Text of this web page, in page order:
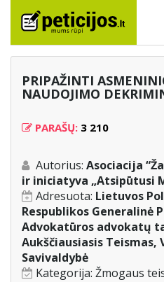
PRIPAŽINTI
NAUDOJIMO
PARAŠŲ: 3 210
Autorius: Asociacija
ir iniciatyva „Atsipūtusi
Adresuota: Lietuvos
Respublikos Generalinė
Advokatūros advokatų
Aukščiausiasis Teismas,
Savivaldybė
Kategorija: Žmogaus